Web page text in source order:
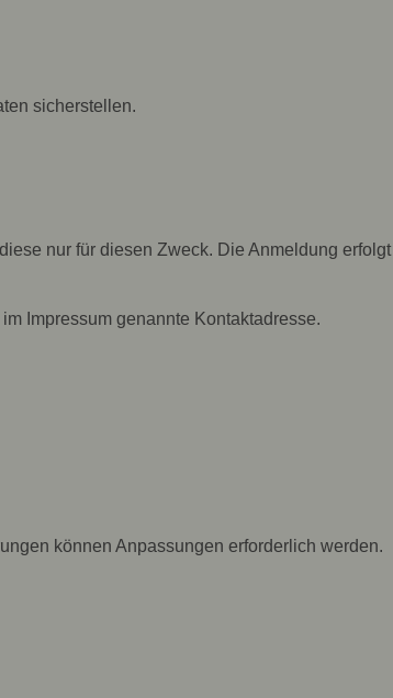
sicherstellen.
nur für diesen Zweck. Die Anmeldung erfolgt
Impressum genannte Kontaktadresse.
können Anpassungen erforderlich werden.